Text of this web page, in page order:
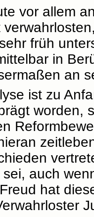
vor allem
früh
in
an
ist zu
worden,
auch
hat